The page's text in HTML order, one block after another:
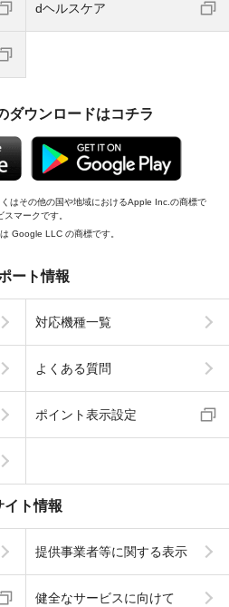
dヘルスケア
ダウンロードはコチラ
はその他の国や地域におけるApple Inc.の商標で
マークです。
Google LLC の商標です。
ート情報
対応機種一覧
よくある質問
ポイント表示設定
イト情報
提供事業者等に関する表示
健全なサービスに向けて